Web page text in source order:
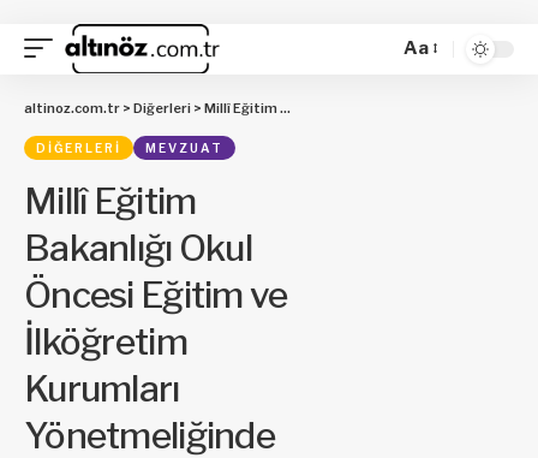
Aa
altinoz.com.tr > Diğerleri > Millî Eğitim Bakanlığı Okul Öncesi Eğitim ve İlköğretim Kurumları Yönetmeliğinde Değişiklik Yapılmasına Dair Yönetmelik
DIĞERLERI MEVZUAT
Millî Eğitim
Bakanlığı Okul
Öncesi Eğitim ve
İlköğretim
Kurumları
Yönetmeliğinde